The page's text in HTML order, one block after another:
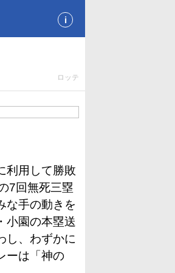
i
ロッテ
利用して勝敗
7回無死三塁
な手の動きを
小園の本塁送
し、わずかに
ーは「神の